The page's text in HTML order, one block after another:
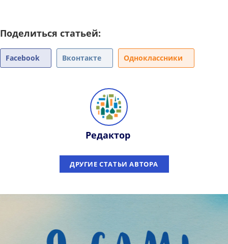
Поделиться статьей:
Facebook Вконтакте Одноклассники
Редактор
ДРУГИЕ СТАТЬИ АВТОРА